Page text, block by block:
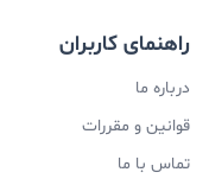
راهنمای کاربران
درباره ما
قوانین و مقررات
تماس با ما